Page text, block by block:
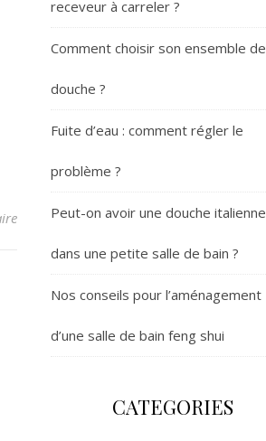
receveur à carreler ?
Comment choisir son ensemble de
douche ?
Fuite d’eau : comment régler le
problème ?
Peut-on avoir une douche italienne
dans une petite salle de bain ?
Nos conseils pour l’aménagement
d’une salle de bain feng shui
CATEGORIES